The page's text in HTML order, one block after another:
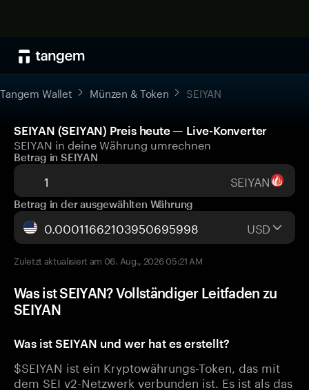
Tangem Wallet Münzen & Token SEIYAN
SEIYAN (SEIYAN) Preis heute — Live-Konverter
SEIYAN in deine Währung umrechnen
Betrag in SEIYAN
SEIYAN
Betrag in der ausgewählten Währung
USD
Zuletzt aktualisiert am 06. Aug., 2026 05:21 AM
Was ist SEIYAN? Vollständiger Leitfaden zu
SEIYAN
Was ist SEIYAN und wer hat es erstellt?
$SEIYAN ist ein Kryptowährungs-Token, das mit
dem SEI v2-Netzwerk verbunden ist. Es ist als das